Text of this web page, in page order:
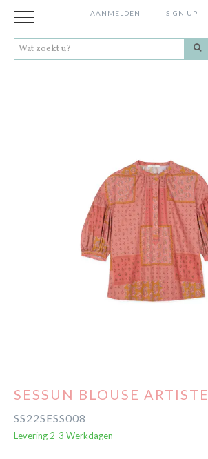
AANMELDEN SIGN UP
SESSUN BLOUSE ARTISTE
SS22SESS008
Levering 2-3 Werkdagen